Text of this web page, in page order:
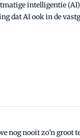
intelligentie
dat AI ook in de
nog nooit zo'n groot